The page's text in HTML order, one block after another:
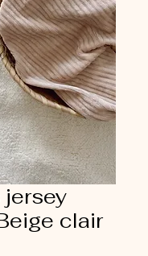
jersey
clair